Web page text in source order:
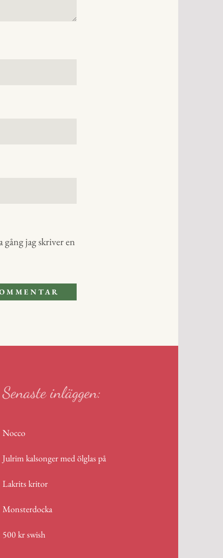
gång jag skriver en
Senaste inläggen:
Nocco
Julrim kalsonger med ölglas på
Lakrits kritor
Monsterdocka
500 kr swish